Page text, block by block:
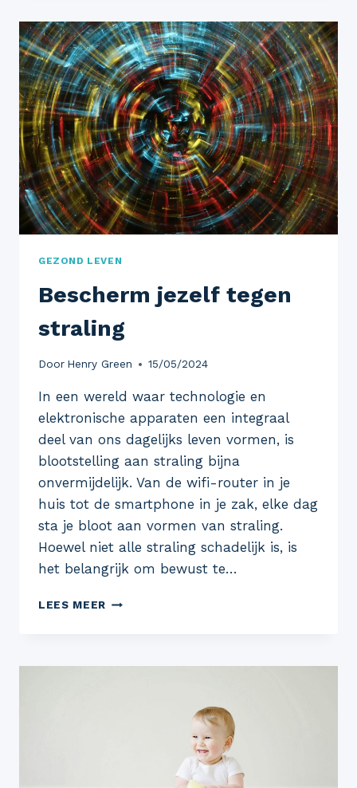
GEZOND LEVEN
Bescherm jezelf tegen
straling
Door Henry Green 15/05/2024
In een wereld waar technologie en
elektronische apparaten een integraal
deel van ons dagelijks leven vormen, is
blootstelling aan straling bijna
onvermijdelijk. Van de wifi-router in je
huis tot de smartphone in je zak, elke dag
sta je bloot aan vormen van straling.
Hoewel niet alle straling schadelijk is, is
het belangrijk om bewust te…
LEES MEER BESCHERM